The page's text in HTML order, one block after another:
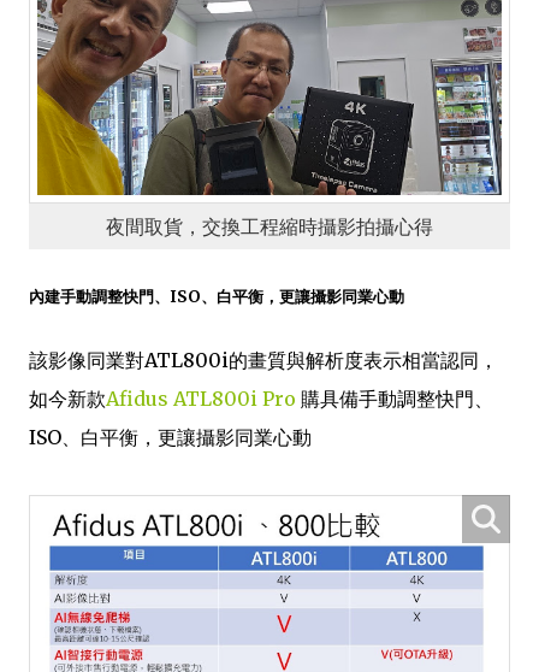
夜間取貨，交換工程縮時攝影拍攝心得
內建手動調整快門、ISO、白平衡，更讓攝影同業心動
該影像同業對ATL800i的畫質與解析度表示相當認同，
如今新款Afidus ATL800i Pro 購具備手動調整快門、
ISO、白平衡，更讓攝影同業心動